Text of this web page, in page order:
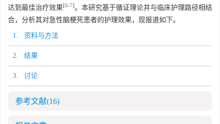
达到最佳治疗效果[6-7]。本研究基于循证理论并与临床护理路径相结
合，分析其对急性脑梗死患者的护理效果，现报道如下。
1. 资料与方法
2. 结果
3. 讨论
参考文献(16)